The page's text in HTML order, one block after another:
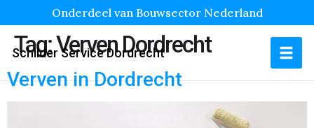
Onderdeel van Bouwsector Nederland
Schilder Service Dordrecht
Tag:Verven Dordrecht
Verven in Dordrecht